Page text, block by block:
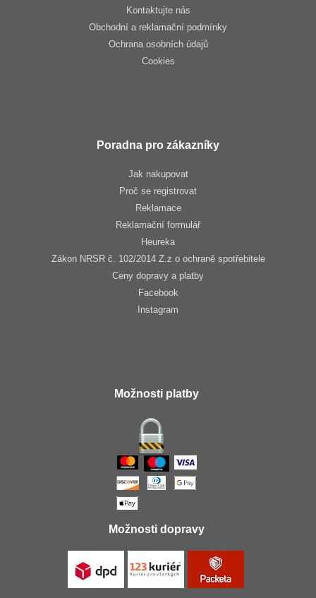
Kontaktujte nás
Obchodní a reklamační podmínky
Ochrana osobních údajů
Cookies
Poradna pro zákazníky
Jak nakupovat
Proč se registrovat
Reklamace
Reklamační formulář
Heureka
Zákon NRSR č. 102/2014 Z.z o ochraně spotřebitele
Ceny dopravy a platby
Facebook
Instagram
Možnosti platby
Možnosti dopravy